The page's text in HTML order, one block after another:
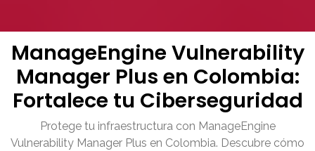
ManageEngine Vulnerability
Manager Plus en Colombia:
Fortalece tu Ciberseguridad
Protege tu infraestructura con ManageEngine
Vulnerability Manager Plus en Colombia. Descubre cómo